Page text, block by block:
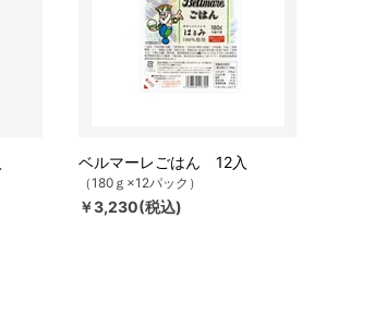
ベルマーレごはん 12入
（180ｇ×12パック）
￥3,230(税込)